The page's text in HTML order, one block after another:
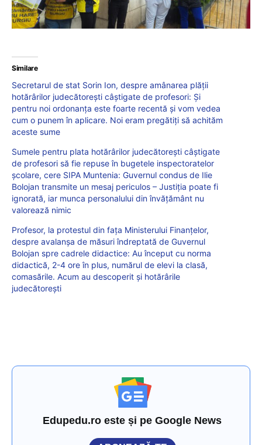
Similare
Secretarul de stat Sorin Ion, despre amânarea plății
hotărârilor judecătorești câștigate de profesori: Și
pentru noi ordonanţa este foarte recentă şi vom vedea
cum o punem în aplicare. Noi eram pregătiţi să achităm
aceste sume
Sumele pentru plata hotărârilor judecătorești câștigate
de profesori să fie repuse în bugetele inspectoratelor
școlare, cere SIPA Muntenia: Guvernul condus de Ilie
Bolojan transmite un mesaj periculos – Justiția poate fi
ignorată, iar munca personalului din învățământ nu
valorează nimic
Profesor, la protestul din fața Ministerului Finanțelor,
despre avalanșa de măsuri îndreptată de Guvernul
Bolojan spre cadrele didactice: Au început cu norma
didactică, 2-4 ore în plus, numărul de elevi la clasă,
comasările. Acum au descoperit și hotărârile
judecătorești
Edupedu.ro este și pe Google News